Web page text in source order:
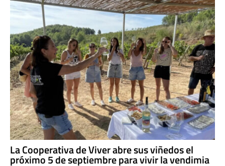
La Cooperativa de Viver abre sus viñedos el
próximo 5 de septiembre para vivir la vendimia